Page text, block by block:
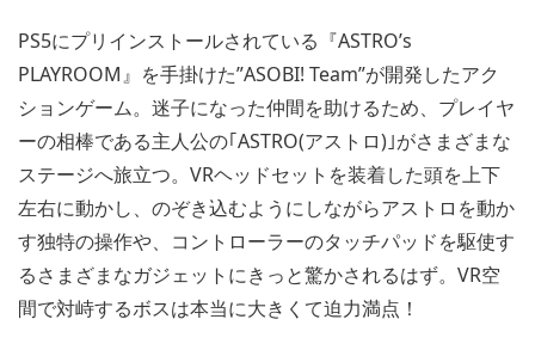
PS5にプリインストールされている『ASTRO’s
PLAYROOM』を手掛けた”ASOBI! Team”が開発したアク
ションゲーム。迷子になった仲間を助けるため、プレイヤ
ーの相棒である主人公の｢ASTRO(アストロ)｣がさまざまな
ステージへ旅立つ。VRヘッドセットを装着した頭を上下
左右に動かし、のぞき込むようにしながらアストロを動か
す独特の操作や、コントローラーのタッチパッドを駆使す
るさまざまなガジェットにきっと驚かされるはず。VR空
間で対峙するボスは本当に大きくて迫力満点！